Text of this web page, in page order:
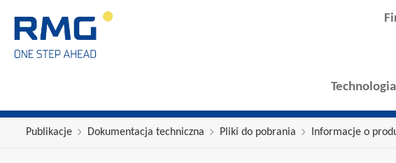
Publikacje Dokumentacja techniczna Pliki do pobrania Informacje o